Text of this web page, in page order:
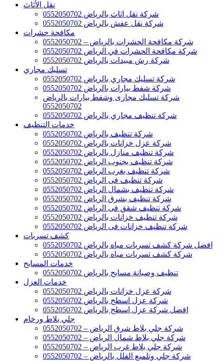
نقل الأثاث
شركة نقل اثاث بالرياض 0552050702
شركة نقل عفش بالرياض 0552050702
مكافحة حشرات
شركة مكافحة الحشرات بالرياض – 0552050702
شركة مكافحة الحشرات في الرياض 0552050702
شركة رش مبيدات بالرياض 0552050702
تسليك مجاري
شركة تسليك مجاري بالرياض 0552050702
شركة شفط بيارات بالرياض 0552050702
شركة تسليك مجارى وشفط بيارات بالرياض
0552050702
شركة تنظيف مجاري بالرياض 0552050702
خدمات التنظيف
شركة تنظيف بالرياض 0552050702
شركة عزل خزانات بالرياض 0552050702
شركة تنظيف منازل بالرياض 0552050702
شركة تنظيف بجنوب الرياض 0552050702
شركة تنظيف بغرب الرياض 0552050702
شركة تنظيف فى الرياض 0552050702
شركة تنظيف بشمال الرياض 0552050702
شركة تنظيف بشرق الرياض 0552050702
شركة تنظيف شقق فى الرياض 0552050702
شركة تنظيف خزانات بالرياض 0552050702
شركة تنظيف خزانات فى الرياض 0552050702
كشف تسربات
افضل شركة كشف تسربات مياه بالرياض 0552050702
شركة كشف تسربات مياه بالرياض 0552050702
خدمات المسابح
تنظيف وصيانة مسابح بالرياض 0552050702
خدمات العزل
شركة عزل خزانات بالرياض 0552050702
شركة عزل اسطح بالرياض 0552050702
افضل شركة عزل اسطح بالرياض 0552050702
جلي بلاط ورخام
شركة جلي بلاط شرق الرياض – 0552050702
شركة جلي بلاط شمال الرياض – 0552050702
شركة جلي بلاط غرب الرياض – 0552050702
شركة جلي وتلميع الفلل بالرياض – 0552050702